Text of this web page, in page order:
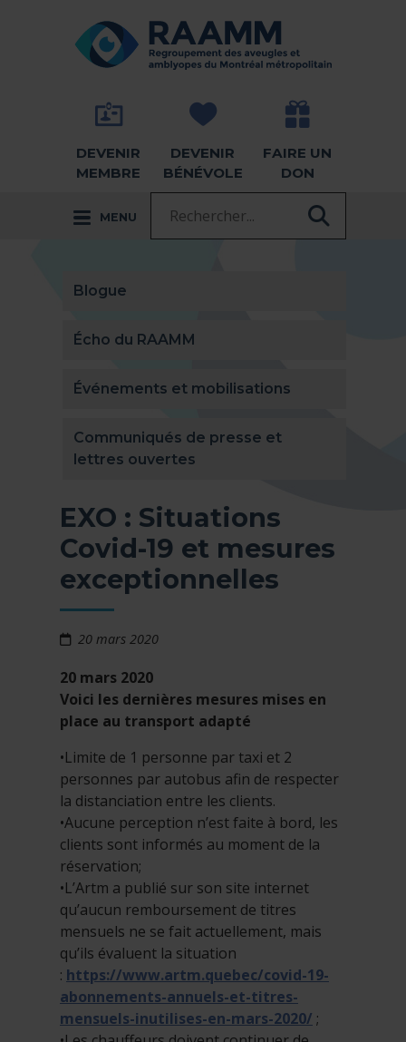
RETOUR À LA PAGE D'ACCUEIL -
DEVENIR
MEMBRE
DEVENIR
BÉNÉVOLE
FAIRE UN
DON
MENU
Blogue
Écho du RAAMM
Événements et mobilisations
Communiqués de presse et
lettres ouvertes
EXO : Situations
Covid-19 et mesures
exceptionnelles
20 mars 2020
20 mars 2020
Voici les dernières mesures mises en
place au transport adapté
•Limite de 1 personne par taxi et 2
personnes par autobus afin de respecter
la distanciation entre les clients.
•Aucune perception n’est faite à bord, les
clients sont informés au moment de la
réservation;
•L’Artm a publié sur son site internet
qu’aucun remboursement de titres
mensuels ne se fait actuellement, mais
qu’ils évaluent la situation
: https://www.artm.quebec/covid-19-
abonnements-annuels-et-titres-
mensuels-inutilises-en-mars-2020/ ;